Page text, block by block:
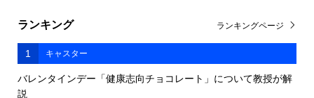
ランキング
1 キャスター
バレンタインデー「健康志向チョコレート」について教授が解
説
ランキングページ